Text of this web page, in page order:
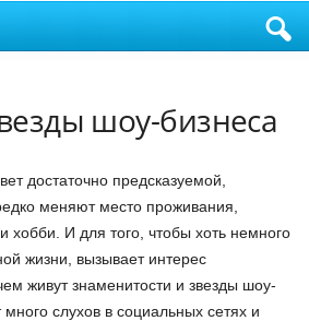
шоу-бизнеса
достаточно предсказуемой,
меняют место проживания,
хобби. И для того, чтобы хоть немного
жизни, вызывает интерес
живут знаменитости и звезды шоу-
слухов в социальных сетях и